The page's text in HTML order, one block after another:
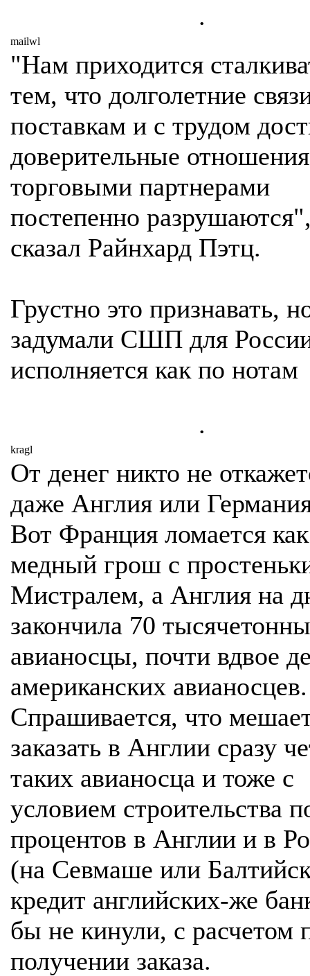
.
mailwl
"Нам приходится
тем, что долголетние
поставкам и с трудом
доверительные
торговыми партнерами
постепенно
сказал Райнхард Пэтц.
Грустно это признавать,
задумали СШП для
исполняется как по нотам
.
kragl
От денег никто не
даже Англия или
Вот Франция ломается как
медный грош с
Мистралем, а Англия на
закончила 70
авианосцы, почти вдвое
американских авианосцев.
Спрашивается, что
заказать в Англии сразу
таких авианосца и тоже с
условием строительства
процентов в Англии и в
(на Севмаше или
кредит английских-же
бы не кинули, с расчетом
получении заказа.